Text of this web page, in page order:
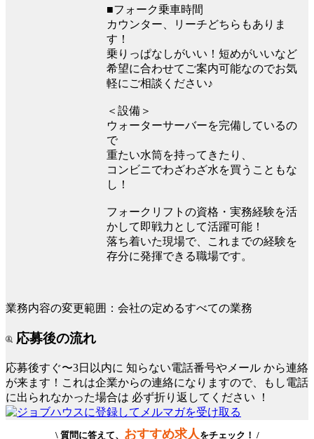
■フォーク乗車時間
カウンター、リーチどちらもありま
す！
乗りっぱなしがいい！短めがいいなど
希望に合わせてご案内可能なのでお気
軽にご相談ください♪
＜設備＞
ウォーターサーバーを完備しているの
で
重たい水筒を持ってきたり、
コンビニでわざわざ水を買うこともな
し！
フォークリフトの資格・実務経験を活
かして即戦力として活躍可能！
落ち着いた現場で、これまでの経験を
存分に発揮できる職場です。
業務内容の変更範囲：会社の定めるすべての業務
応募後の流れ
応募後すぐ〜3日以内に 知らない電話番号やメール から連絡
が来ます！これは企業からの連絡になりますので、もし電話
に出られなかった場合は 必ず折り返してください ！
\ 質問に答えて、 おすすめ求人 をチェック！ /